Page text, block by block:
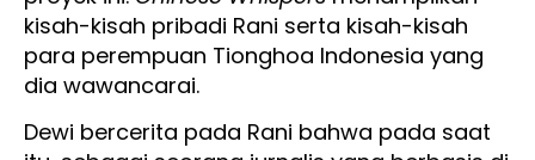
kisah-kisah pribadi Rani serta kisah-kisah
para perempuan Tionghoa Indonesia yang
dia wawancarai.
Dewi bercerita pada Rani bahwa pada saat